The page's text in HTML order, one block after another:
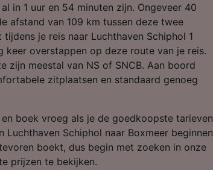
in 1 uur en 54 minuten zijn. Ongeveer 40
afstand van 109 km tussen deze twee
je reis naar Luchthaven Schiphol 1
keer overstappen op deze route van je reis.
zijn meestal van NS of SNCB. Aan boord
zitplaatsen en standaard genoeg
boek vroeg als je de goedkoopste tarieven
Luchthaven Schiphol naar Boxmeer beginnen
boekt, dus begin met zoeken in onze
prijzen te bekijken.
Partnerlijst (derden)